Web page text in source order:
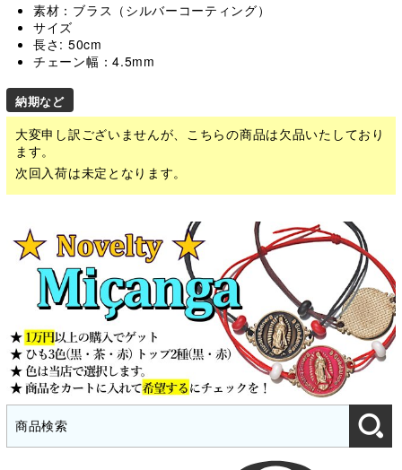
素材：ブラス（シルバーコーティング）
サイズ
長さ: 50cm
チェーン幅：4.5mm
納期など
大変申し訳ございませんが、こちらの商品は欠品いたしており
ます。
次回入荷は未定となります。